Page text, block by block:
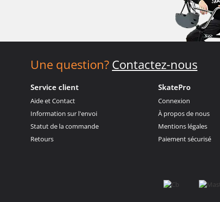
Une question? Contactez-nous
Service client
Aide et Contact
Information sur l'envoi
Statut de la commande
Retours
SkatePro
Connexion
À propos de nous
Mentions légales
Paiement sécurisé